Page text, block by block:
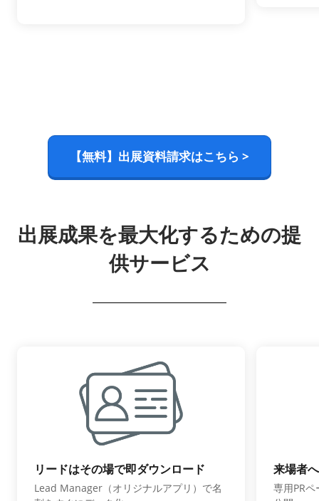
【無料】出展資料請求はこちら >
出展成果を最大化するための提
供サービス
リードはその場で即ダウンロード
Lead Manager（オリジナルアプリ）で名
来場者
専用PR